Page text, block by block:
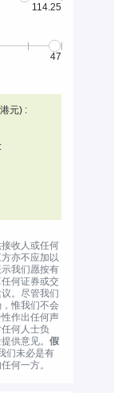
114.25
47
元) :
收人或任何
亦不应加以
我们愿按有
何证券或交
。尽管我们
惟我们不会
作出任何声
何人士负
供意见。 假
们未必是有
何一方。